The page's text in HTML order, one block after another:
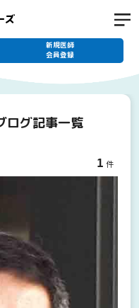
ズ
新規医師
会員登録
ログ記事一覧
1 件